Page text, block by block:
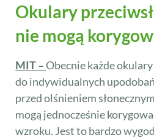
Okulary
nie mogą
MIT –Obecnie każde
do indywidualnych
przed olśnieniem
mogą jednocześnie
wzroku. Jest to bardzo